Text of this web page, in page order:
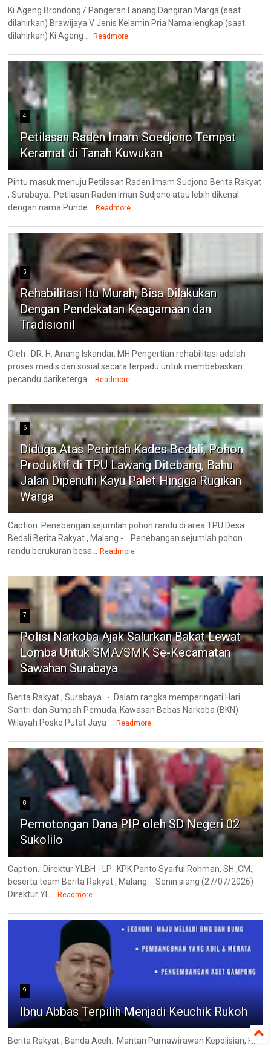
Ki Ageng Brondong / Pangeran Lanang Dangiran Marga (saat
dilahirkan) Brawijaya V Jenis Kelamin Pria Nama lengkap (saat
dilahirkan) Ki Ageng ... Readmore
4
Petilasan Raden Imam Soedjono Tempat
Keramat di Tanah Kuwukan
Pintu masuk menuju Petilasan Raden Imam Sudjono Berita Rakyat
, Surabaya. Petilasan Raden Iman Sudjono atau lebih dikenal
dengan nama Punde... Readmore
5
Rehabilitasi Itu Murah, Bisa Dilakukan
Dengan Pendekatan Keagamaan dan
Tradisionil
Oleh : DR. H. Anang Iskandar, MH Pengertian rehabilitasi adalah
proses medis dan sosial secara terpadu untuk membebaskan
pecandu dariketerga... Readmore
6
Diduga Atas Perintah Kades Bedali, Pohon
Produktif di TPU Lawang Ditebang, Bahu
Jalan Dipenuhi Kayu Palet Hingga Rugikan
Warga
Caption. Penebangan sejumlah pohon randu di area TPU Desa
Bedali Berita Rakyat , Malang - Penebangan sejumlah pohon
randu berukuran besa... Readmore
7
Polisi Narkoba Ajak Salurkan Bakat Lewat
Lomba Untuk SMA/SMK Se-Kecamatan
Sawahan Surabaya
Berita Rakyat , Surabaya. - Dalam rangka memperingati Hari
Santri dan Sumpah Pemuda, Kawasan Bebas Narkoba (BKN)
Wilayah Posko Putat Jaya ... Readmore
8
Pemotongan Dana PIP oleh SD Negeri 02
Sukolilo
Caption. Direktur YLBH - LP- KPK Panto Syaiful Rohman, SH.,CM.,
beserta team Berita Rakyat , Malang- Senin siang (27/07/2026)
Direktur YL... Readmore
9
Ibnu Abbas Terpilih Menjadi Keuchik Rukoh
Berita Rakyat , Banda Aceh. Mantan Purnawirawan Kepolisian, H.